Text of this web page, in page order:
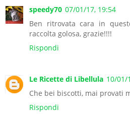
speedy70 07/01/17, 19:54
Ben ritrovata cara in
raccolta golosa, grazie!!!!
Rispondi
Le Ricette di Libellula 10/01/
Che bei biscotti, mai provati
Rispondi